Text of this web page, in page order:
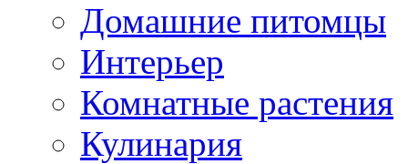
Домашние питомцы
Интерьер
Комнатные растения
Кулинария